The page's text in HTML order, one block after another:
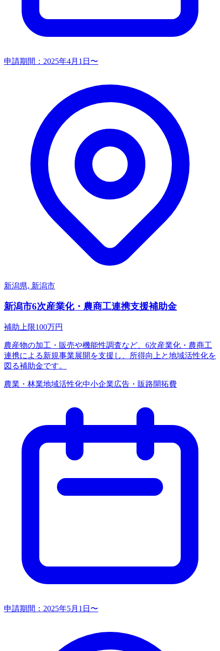
申請期間： 2025年4月1日〜
新潟県, 新潟市
新潟市6次産業化・農商工連携支援補助金
補助上限100万円
農産物の加工・販売や機能性調査など、6次産業化・農商工
連携による新規事業展開を支援し、所得向上と地域活性化を
図る補助金です。
農業・林業地域活性化中小企業広告・販路開拓費
申請期間： 2025年5月1日〜